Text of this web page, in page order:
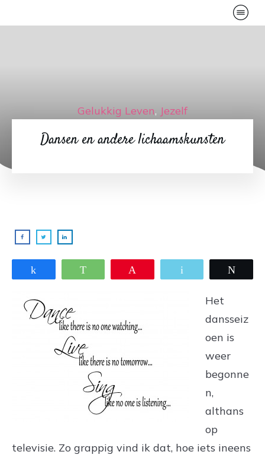
Gelukkig Leven, Jezelf
Dansen en andere lichaamskunsten
WhatsApp
Het
dansseiz
oen is
weer
begonne
n,
althans
op
televisie. Zo grappig vind ik dat, hoe iets ineens